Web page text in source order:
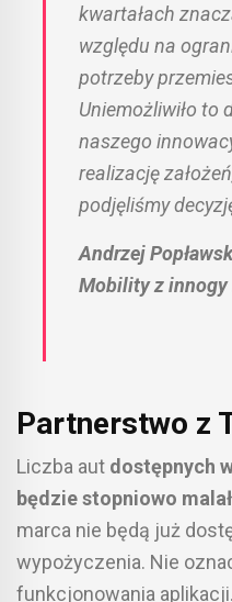
kwartałach
względu na
potrzeby
Uniemożliwiło to
naszego
realizację
podjęliśmy
Andrzej
Mobility z innogy
Partnerstwo z
Liczba aut dostępnych
będzie stopniowo
marca nie będą już
wypożyczenia. Nie
funkcjonowania